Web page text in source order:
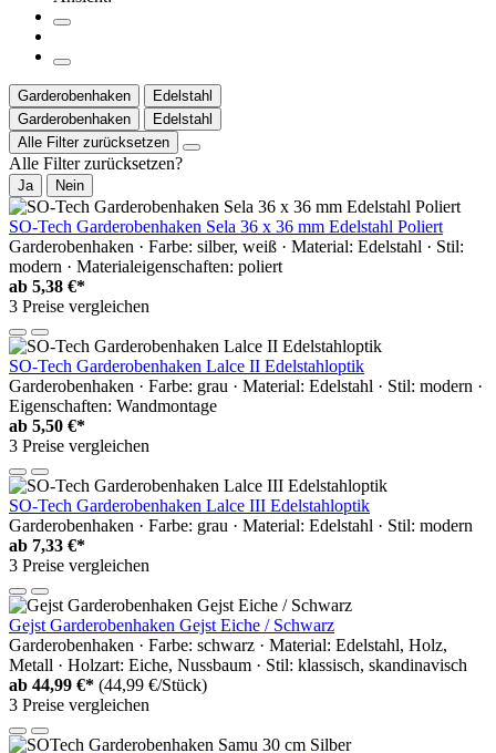
Garderobenhaken
Edelstahl
Garderobenhaken
Edelstahl
Alle Filter zurücksetzen
Alle Filter zurücksetzen?
Ja Nein
SO-Tech Garderobenhaken Sela 36 x 36 mm Edelstahl Poliert
Garderobenhaken · Farbe: silber, weiß · Material: Edelstahl · Stil:
modern · Materialeigenschaften: poliert
ab 5,38 €*
3 Preise vergleichen
SO-Tech Garderobenhaken Lalce II Edelstahloptik
Garderobenhaken · Farbe: grau · Material: Edelstahl · Stil: modern ·
Eigenschaften: Wandmontage
ab 5,50 €*
3 Preise vergleichen
SO-Tech Garderobenhaken Lalce III Edelstahloptik
Garderobenhaken · Farbe: grau · Material: Edelstahl · Stil: modern
ab 7,33 €*
3 Preise vergleichen
Gejst Garderobenhaken Gejst Eiche / Schwarz
Garderobenhaken · Farbe: schwarz · Material: Edelstahl, Holz,
Metall · Holzart: Eiche, Nussbaum · Stil: klassisch, skandinavisch
ab 44,99 €* (44,99 €/Stück)
3 Preise vergleichen